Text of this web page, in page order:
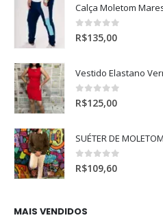
Calça Moletom
0de 5
R$135,00
Vestido Elastano
0de 5
R$125,00
SUÉTER DE
0de 5
R$109,60
MAIS VENDIDOS